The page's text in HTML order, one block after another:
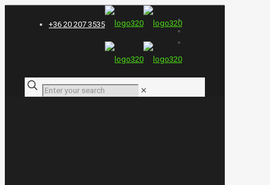
+36 20 207 3535
✕